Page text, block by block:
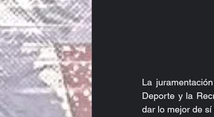
La
Deporte y la
dar lo mejor de